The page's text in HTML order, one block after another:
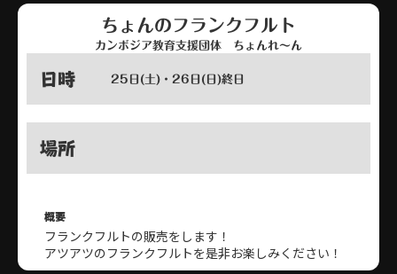
ちょんのフランクフルト
カンボジア教育支援団体 ちょんれ〜ん
日時 25日(土)・26日(日)終日
場所
概要
フランクフルトの販売をします！
アツアツのフランクフルトを是非お楽しみください！